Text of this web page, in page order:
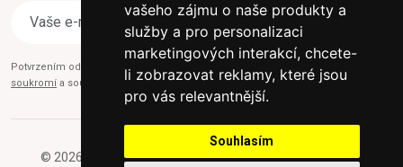
vašeho zájmu o naše produkty a
služby a pro personalizaci
marketingových interakcí, chcete-
li zobrazovat reklamy, které jsou
pro vás relevantnější.
Souhlasím
Odebírat
Potvrzením odběru současně souhlasíte s našimi podmínkami o
soukromí a současně nám udělujete souhlas se zasíláním obchodních e-mailů.
© 2026 Furniture-nabytek.cz - Všechna práva vyhrazena.